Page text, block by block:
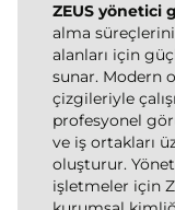
ZEUS yönetici
alma
alanları için
sunar. Modern
çizgileriyle
profesyonel
ve iş ortakları
oluşturur.
işletmeler için